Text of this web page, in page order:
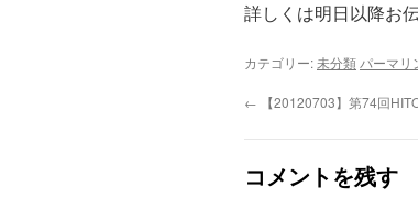
詳しくは明日以降お
カテゴリー:未分類 パーマリ
← 【20120703】第74回
コメントを残す